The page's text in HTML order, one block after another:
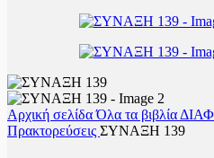
Αρχική σελίδαΌλα τα βιβλία
Πρακτoρεύσεις ΣΥΝΑΞΗ 139